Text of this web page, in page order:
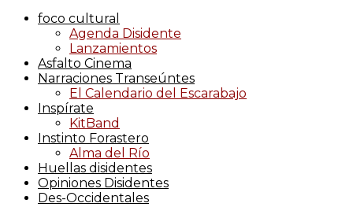
foco cultural
Agenda Disidente
Lanzamientos
Asfalto Cinema
Narraciones Transeúntes
El Calendario del Escarabajo
Inspírate
KitBand
Instinto Forastero
Alma del Río
Huellas disidentes
Opiniones Disidentes
Des-Occidentales